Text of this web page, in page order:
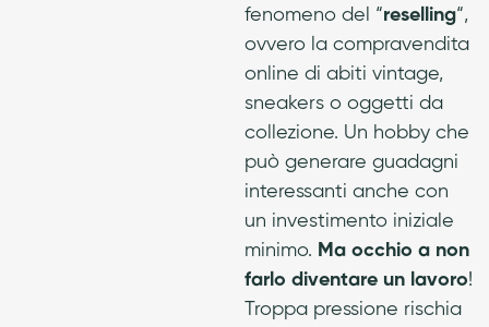
fenomeno del “reselling“,
ovvero la compravendita
online di abiti vintage,
sneakers o oggetti da
collezione. Un hobby che
può generare guadagni
interessanti anche con
un investimento iniziale
minimo. Ma occhio a non
farlo diventare un lavoro!
Troppa pressione rischia